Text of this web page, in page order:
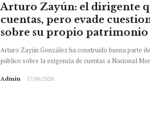
Arturo Zayún: el dirigente
cuentas, pero evade
sobre su propio patrimonio
Arturo Zayún González ha construido buena parte
público sobre la exigencia de cuentas a Nacional
Admin 17/06/2026